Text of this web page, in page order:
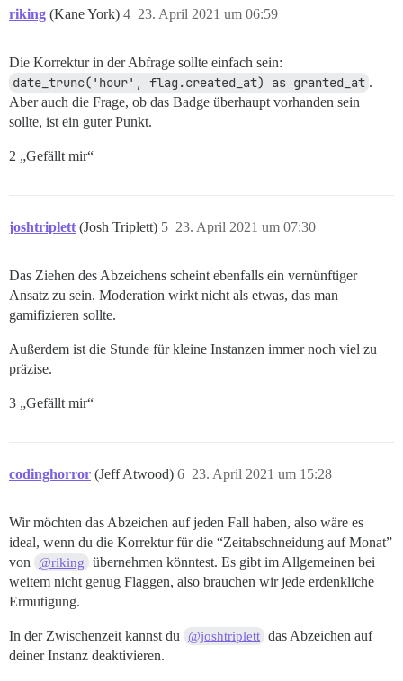
riking (Kane York) 23. April 2021 um 06:59
4
Die Korrektur in der Abfrage sollte einfach sein:
date_trunc('hour', flag.created_at) as granted_at .
Aber auch die Frage, ob das Badge überhaupt vorhanden sein
sollte, ist ein guter Punkt.
2 „Gefällt mir“
joshtriplett (Josh Triplett) 23. April 2021 um 07:30
5
Das Ziehen des Abzeichens scheint ebenfalls ein vernünftiger
Ansatz zu sein. Moderation wirkt nicht als etwas, das man
gamifizieren sollte.
Außerdem ist die Stunde für kleine Instanzen immer noch viel zu
präzise.
3 „Gefällt mir“
codinghorror (Jeff Atwood) 23. April 2021 um 15:28
6
Wir möchten das Abzeichen auf jeden Fall haben, also wäre es
ideal, wenn du die Korrektur für die “Zeitabschneidung auf Monat”
von
@riking
übernehmen könntest. Es gibt im Allgemeinen bei
weitem nicht genug Flaggen, also brauchen wir jede erdenkliche
Ermutigung.
In der Zwischenzeit kannst du @joshtriplett das Abzeichen auf
deiner Instanz deaktivieren.